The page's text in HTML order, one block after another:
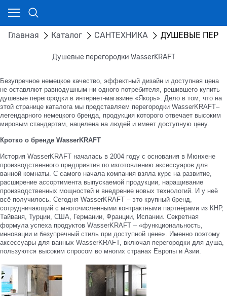
Главная Каталог САНТЕХНИКА ДУШЕВЫЕ
Душевые перегородки WasserKRAFT
Безупречное немецкое качество, эффектный дизайн и доступная цена
не оставляют равнодушным ни одного потребителя, решившего купить
душевые перегородки в интернет-магазине «Якорь». Дело в том, что на
этой странице каталога мы представляем перегородки WasserKRAFT–
легендарного немецкого бренда, продукция которого отвечает высоким
мировым стандартам, нацелена на людей и имеет доступную цену.
Кротко о бренде WasserKRAFT
История WasserKRAFT началась в 2004 году с основания в Мюнхене
производственного предприятия по изготовлению аксессуаров для
ванной комнаты. С самого начала компания взяла курс на развитие,
расширение ассортимента выпускаемой продукции, наращивание
производственных мощностей и внедрение новых технологий. И у неё
всё получилось. Сегодня WasserKRAFT – это крупный бренд,
сотрудничающий с многочисленными контрактными партнёрами из КНР,
Тайваня, Турции, США, Германии, Франции, Испании. Секретная
формула успеха продуктов WasserKRAFT – «функциональность,
инновации и безупречный стиль при доступной цене». Именно поэтому
аксессуары для ванных WasserKRAFT, включая перегородки для душа,
пользуются высоким спросом во многих странах Европы и Азии.